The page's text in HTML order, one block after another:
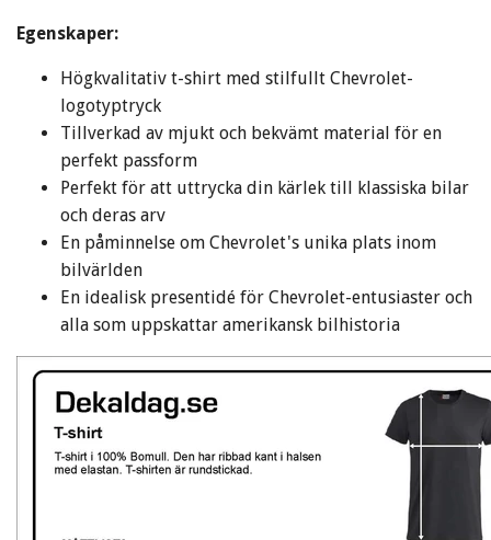
Egenskaper:
Högkvalitativ t-shirt med stilfullt Chevrolet-
logotyptryck
Tillverkad av mjukt och bekvämt material för en
perfekt passform
Perfekt för att uttrycka din kärlek till klassiska bilar
och deras arv
En påminnelse om Chevrolet's unika plats inom
bilvärlden
En idealisk presentidé för Chevrolet-entusiaster och
alla som uppskattar amerikansk bilhistoria